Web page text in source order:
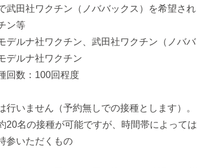
武田社ワクチン（ノババックス）を希望さ
ン等
デルナ社ワクチン、武田社ワクチン（ノババ
デルナ社ワクチン
回数：100回程度
行いません（予約無しでの接種とします）。
20名の接種が可能ですが、時間帯によって
参いただくもの